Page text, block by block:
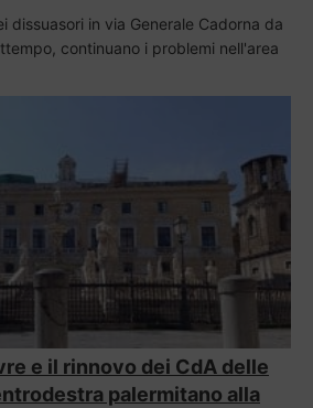
dissuasori in via Generale Cadorna da
continuano i problemi nell'area
e il rinnovo dei CdA delle
palermitano alla